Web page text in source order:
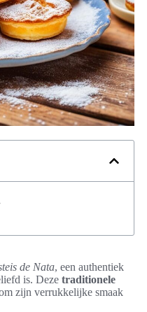
de Nata, een authentiek
is. Deze traditionele
zijn verrukkelijke smaak